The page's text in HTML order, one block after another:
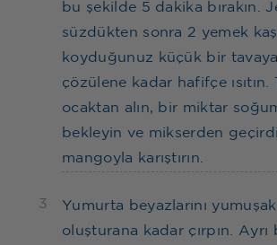
bu şekilde 5 dakika bırakın.
süzdükten sonra 2 yemek
koyduğunuz küçük bir tavaya
çözülene kadar hafifçe ısıtın.
ocaktan alın, bir miktar
bekleyin ve mikserden
mangoyla karıştırın.
3
Yumurta beyazlarını
oluşturana kadar çırpın. Ayrı